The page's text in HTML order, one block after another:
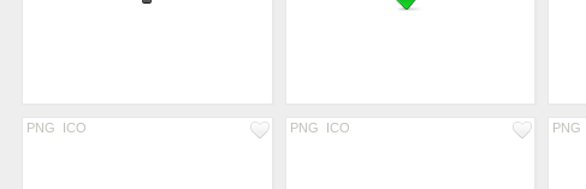
PNG ICO PNG ICO PNG